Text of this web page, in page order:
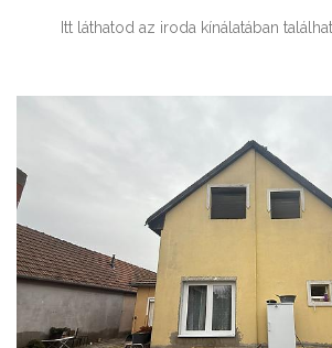
Itt láthatod az iroda kínálatában